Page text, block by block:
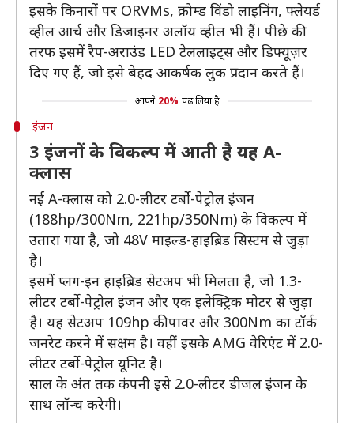
इसके किनारों पर ORVMs, क्रोम्ड विंडो लाइनिंग, फ्लेयर्ड
व्हील आर्च और डिजाइनर अलॉय व्हील भी हैं। पीछे की
तरफ इसमें रैप-अराउंड LED टेललाइट्स और डिफ्यूज़र
दिए गए हैं, जो इसे बेहद आकर्षक लुक प्रदान करते हैं।
आपने 20% पढ़ लिया है
इंजन
3 इंजनों के विकल्प में आती है यह A-
क्लास
नई A-क्लास को 2.0-लीटर टर्बो-पेट्रोल इंजन
(188hp/300Nm, 221hp/350Nm) के विकल्प में
उतारा गया है, जो 48V माइल्ड-हाइब्रिड सिस्टम से जुड़ा
है।
इसमें प्लग-इन हाइब्रिड सेटअप भी मिलता है, जो 1.3-
लीटर टर्बो-पेट्रोल इंजन और एक इलेक्ट्रिक मोटर से जुड़ा
है। यह सेटअप 109hp की पावर और 300Nm का टॉर्क
जनरेट करने में सक्षम है। वहीं इसके AMG वेरिएंट में 2.0-
लीटर टर्बो-पेट्रोल यूनिट है।
साल के अंत तक कंपनी इसे 2.0-लीटर डीजल इंजन के
साथ लॉन्च करेगी।